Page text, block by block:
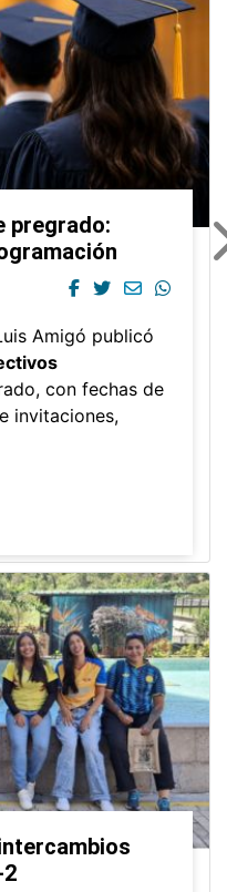
pregrado:
Amigó publicó
con fechas de
invitaciones,